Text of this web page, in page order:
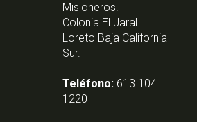
Misioneros.
Colonia El Jaral.
Loreto Baja California
Sur.
Teléfono: 613 104
1220